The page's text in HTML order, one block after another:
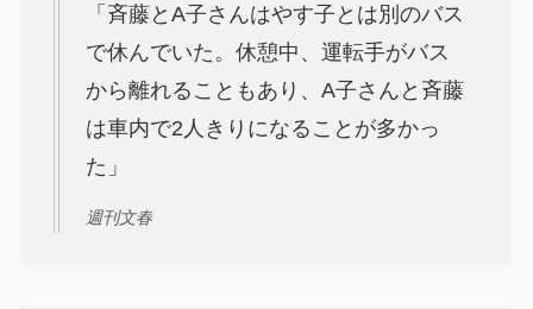
「斉藤とA子さんはやす子とは別のバス
で休んでいた。休憩中、運転手がバス
から離れることもあり、A子さんと斉藤
は車内で2人きりになることが多かっ
た」
週刊文春